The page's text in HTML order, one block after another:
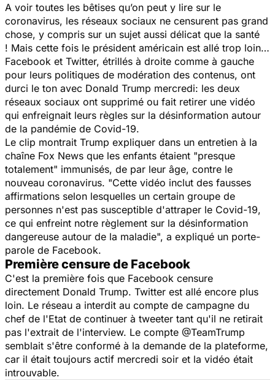
A voir toutes les bêtises qu’on peut y lire sur le
coronavirus, les réseaux sociaux ne censurent pas grand
chose, y compris sur un sujet aussi délicat que la santé
! Mais cette fois le président américain est allé trop loin…
Facebook et Twitter, étrillés à droite comme à gauche
pour leurs politiques de modération des contenus, ont
durci le ton avec Donald Trump mercredi: les deux
réseaux sociaux ont supprimé ou fait retirer une vidéo
qui enfreignait leurs règles sur la désinformation autour
de la pandémie de Covid-19.
Le clip montrait Trump expliquer dans un entretien à la
chaîne Fox News que les enfants étaient "presque
totalement" immunisés, de par leur âge, contre le
nouveau coronavirus. "Cette vidéo inclut des fausses
affirmations selon lesquelles un certain groupe de
personnes n'est pas susceptible d'attraper le Covid-19,
ce qui enfreint notre règlement sur la désinformation
dangereuse autour de la maladie", a expliqué un porte-
parole de Facebook.
Première censure de Facebook
C'est la première fois que Facebook censure
directement Donald Trump. Twitter est allé encore plus
loin. Le réseau a interdit au compte de campagne du
chef de l'Etat de continuer à tweeter tant qu'il ne retirait
pas l'extrait de l'interview. Le compte @TeamTrump
semblait s'être conformé à la demande de la plateforme,
car il était toujours actif mercredi soir et la vidéo était
introuvable.